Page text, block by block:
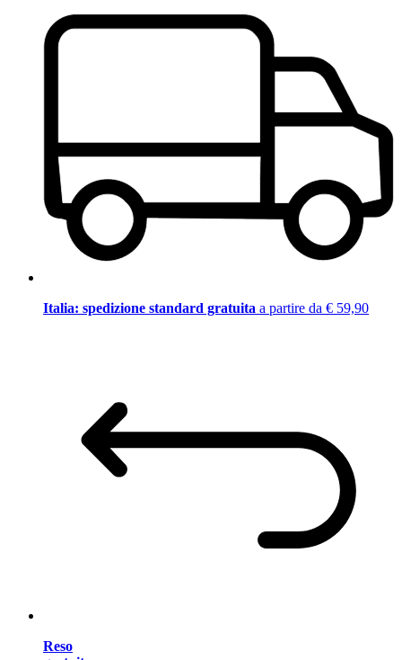
Italia: spedizione standard gratuita a partire da € 59,90
Reso